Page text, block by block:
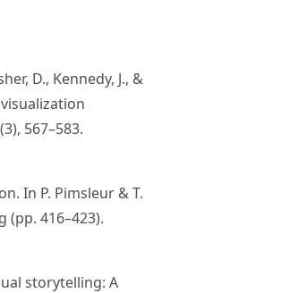
D., Kennedy, J., &
567–583.
In P. Pimsleur & T.
(pp. 416–423).
storytelling: A